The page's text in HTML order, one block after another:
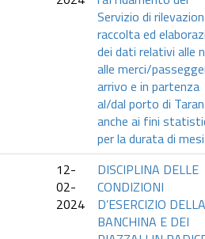
Servizio di
raccolta ed
dei dati relativi alle
alle merci/
arrivo e in partenza
al/dal porto di
anche ai fini
per la durata di
12-
02-
2024
DISCIPLINA DELLE
CONDIZIONI
D’ESERCIZIO DELLA
BANCHINA E DEI